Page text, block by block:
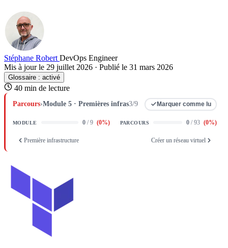
Stéphane Robert DevOps Engineer
Mis à jour le 29 juillet 2026 · Publié le 31 mars 2026
Glossaire : activé
40 min de lecture
Parcours›Module 5 · Premières infras3/9 Marquer comme lu
MODULE 0 / 9 (0%) PARCOURS 0 / 93 (0%)
Première infrastructure Créer un réseau virtuel